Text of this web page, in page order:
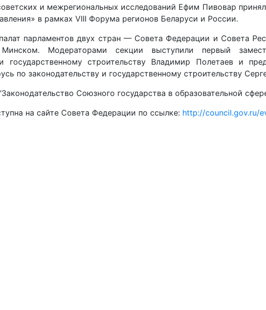
и межрегиональных исследований Ефим Пивовар
в рамках VIII Форума регионов Беларуси и России.
парламентов двух стран — Совета Федерации и Совета
Модераторами секции выступили первый
государственному строительству Владимир Полетаев и
по законодательству и государственному строительству
Союзного государства в образовательной
на сайте Совета Федерации по ссылке: http://council.gov.ru/